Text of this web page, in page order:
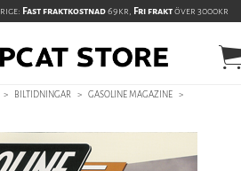
Fast fraktkostnad69kr, Fri fraktöver 3000kr
> BILTIDNINGAR > GASOLINE MAGAZINE >